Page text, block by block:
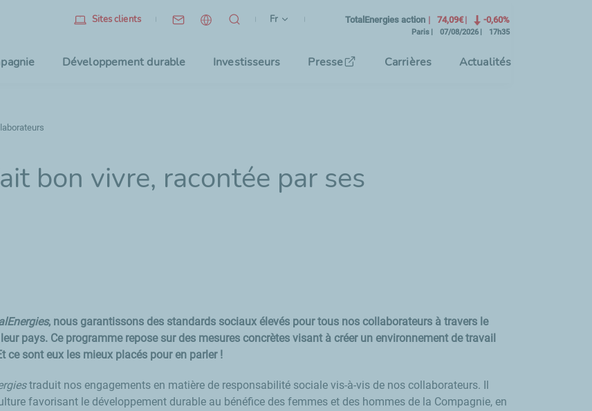
Sites clients Français
(langue Courante)
Fr
Sélectionnez la langue de l'interface
TotalEnergies action 74,09€ -0,60%
Paris 07/08/2026 17h35
Développement durable Investisseurs Presse Carrières Actualités
bon vivre, racontée par ses
, nous garantissons des standards sociaux élevés pour tous nos collaborateurs à travers le
pays. Ce programme repose sur des mesures concrètes visant à créer un environnement de travail
ce sont eux les mieux placés pour en parler !
traduit nos engagements en matière de responsabilité sociale vis-à-vis de nos collaborateurs. Il
favorisant le développement durable au bénéfice des femmes et des hommes de la Compagnie, en